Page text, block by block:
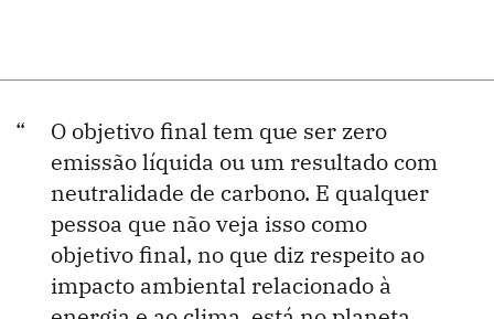
O objetivo final tem que ser zero
emissão líquida ou um resultado com
neutralidade de carbono. E qualquer
pessoa que não veja isso como
objetivo final, no que diz respeito ao
impacto ambiental relacionado à